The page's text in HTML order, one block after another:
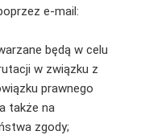
e-mail:
będą w celu
w związku z
prawnego
także na
zgody;